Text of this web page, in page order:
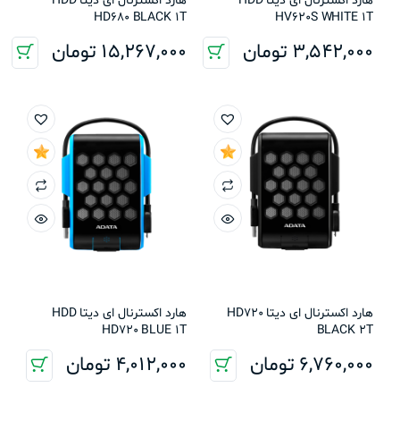
HV620S WHITE 1T
3,542,000 تومان
HD680 BLACK 1T
15,267,000 تومان
هارد اکسترنال ای دیتا HD720
BLACK 2T
6,760,000 تومان
هارد اکسترنال ای دیتا HDD
HD720 BLUE 1T
4,012,000 تومان